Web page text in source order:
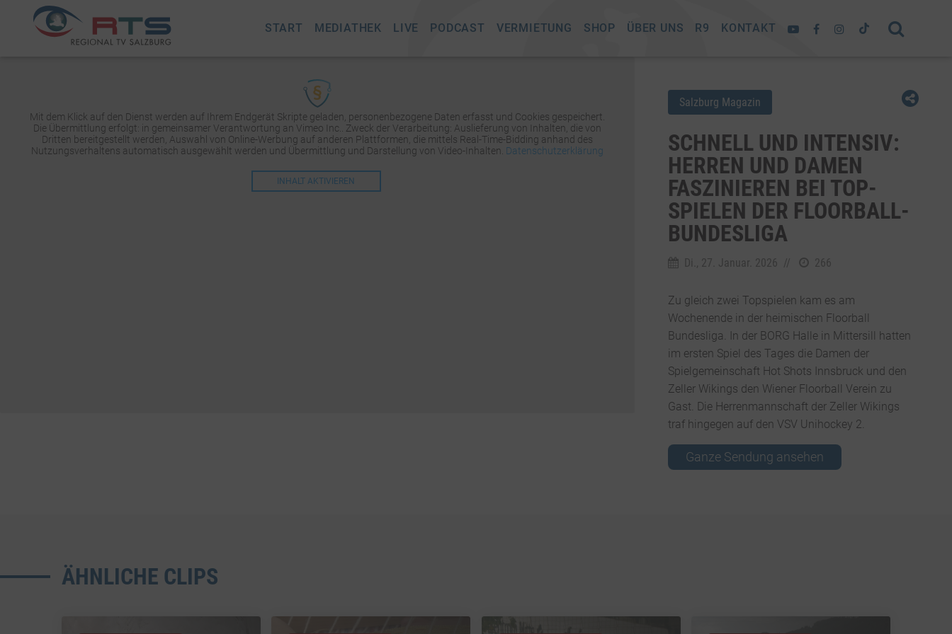
START MEDIATHEK LIVE PODCAST VERMIETUNG SHOP ÜBER UNS R9 KONTAKT
Mit dem Klick auf den Dienst werden auf Ihrem Endgerät Skripte geladen, personenbezogene Daten erfasst und Cookies gespeichert.
Die Übermittlung erfolgt: in gemeinsamer Verantwortung an Vimeo Inc.. Zweck der Verarbeitung: Auslieferung von Inhalten, die von
Dritten bereitgestellt werden, Auswahl von Online-Werbung auf anderen Plattformen, die mittels Real-Time-Bidding anhand des
Nutzungsverhaltens automatisch ausgewählt werden und Übermittlung und Darstellung von Video-Inhalten. Datenschutzerklärung
INHALT AKTIVIEREN
Salzburg Magazin
SCHNELL UND INTENSIV:
HERREN UND DAMEN
FASZINIEREN BEI TOP-
SPIELEN DER FLOORBALL-
BUNDESLIGA
Di., 27. Januar. 2026 // 266
Zu gleich zwei Topspielen kam es am
Wochenende in der heimischen Floorball
Bundesliga. In der BORG Halle in Mittersill hatten
im ersten Spiel des Tages die Damen der
Spielgemeinschaft Hot Shots Innsbruck und den
Zeller Wikings den Wiener Floorball Verein zu
Gast. Die Herrenmannschaft der Zeller Wikings
traf hingegen auf den VSV Unihockey 2.
Ganze Sendung ansehen
ÄHNLICHE CLIPS